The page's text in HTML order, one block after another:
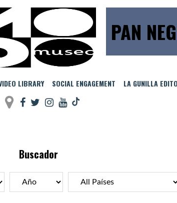
PAN
LIBRARY SOCIAL ENGAGEMENT LA GUNILLA
Buscador